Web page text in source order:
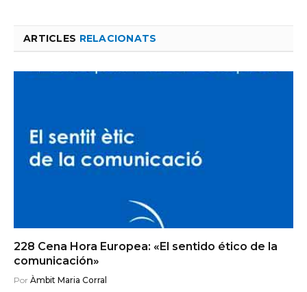
ARTICLES RELACIONATS
228 Cena Hora Europea: «El sentido ético de la
comunicación»
Por Àmbit Maria Corral